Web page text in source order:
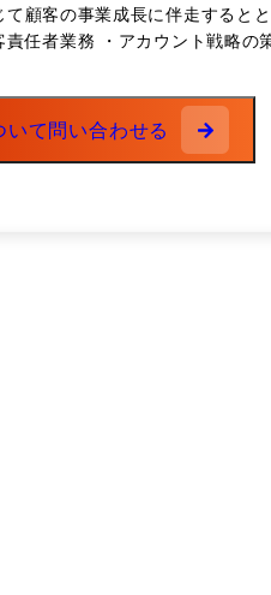
顧客の事業成長に伴走すると
ジェクトメンバーへの指導 組織マネ
もとにし
の属
通じて業務全体を可視化し、
いて問い合わせる